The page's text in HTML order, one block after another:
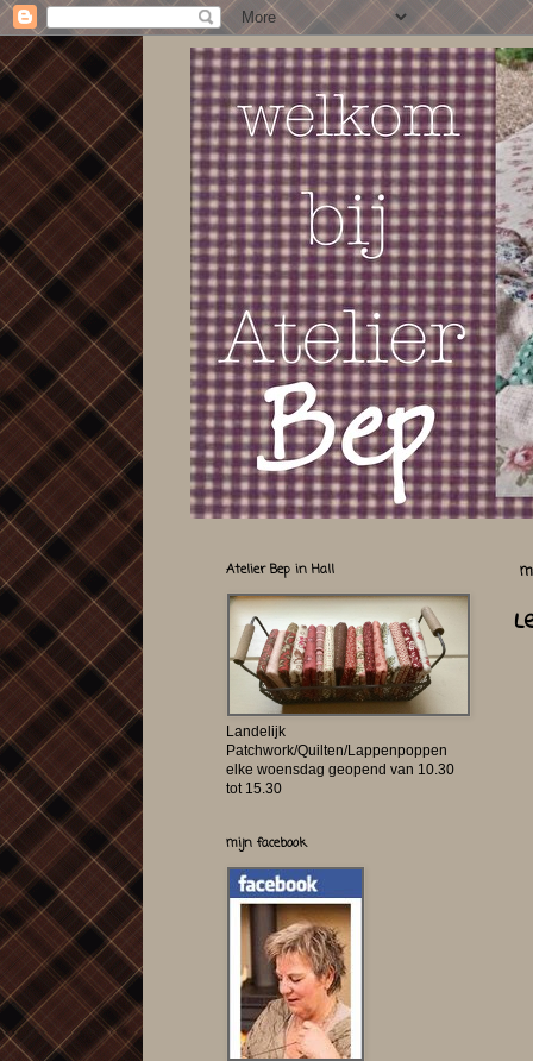
Atelier Bep in Hall
Landelijk
Patchwork/Quilten/Lappenpoppen
elke woensdag geopend van 10.30
tot 15.30
mijn facebook